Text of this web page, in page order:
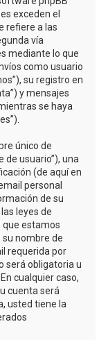
exceden el
refiere a las
vía
mediante lo que
como usuario
su registro en
y mensajes
se haya
único de
de usuario”), una
(de aquí en
personal
de su
leyes de
que estamos
nombre de
requerida por
será obligatoria u
cualquier caso,
cuenta será
usted tiene la